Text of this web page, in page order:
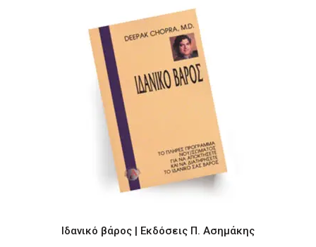
€17.17.
Ιδανικό βάρος | Εκδόσεις Π. Ασημάκης